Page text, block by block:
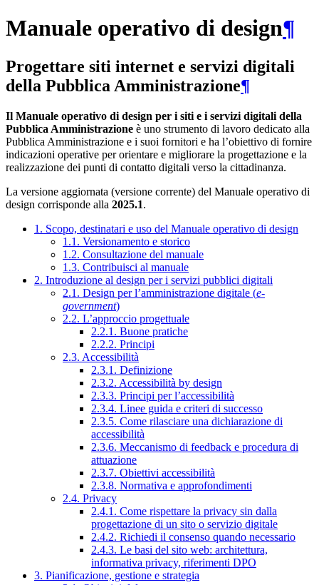
Manuale operativo di design¶
Progettare siti internet e servizi digitali
della Pubblica Amministrazione¶
Il Manuale operativo di design per i siti e i servizi digitali della
Pubblica Amministrazione è uno strumento di lavoro dedicato alla
Pubblica Amministrazione e i suoi fornitori e ha l’obiettivo di fornire
indicazioni operative per orientare e migliorare la progettazione e la
realizzazione dei punti di contatto digitali verso la cittadinanza.
La versione aggiornata (versione corrente) del Manuale operativo di
design corrisponde alla 2025.1.
1. Scopo, destinatari e uso del Manuale operativo di design
1.1. Versionamento e storico
1.2. Consultazione del manuale
1.3. Contribuisci al manuale
2. Introduzione al design per i servizi pubblici digitali
2.1. Design per l’amministrazione digitale (e-
government)
2.2. L’approccio progettuale
2.2.1. Buone pratiche
2.2.2. Principi
2.3. Accessibilità
2.3.1. Definizione
2.3.2. Accessibilità by design
2.3.3. Principi per l’accessibilità
2.3.4. Linee guida e criteri di successo
2.3.5. Come rilasciare una dichiarazione di
accessibilità
2.3.6. Meccanismo di feedback e procedura di
attuazione
2.3.7. Obiettivi accessibilità
2.3.8. Normativa e approfondimenti
2.4. Privacy
2.4.1. Come rispettare la privacy sin dalla
progettazione di un sito o servizio digitale
2.4.2. Richiedi il consenso quando necessario
2.4.3. Le basi del sito web: architettura,
informativa privacy, riferimenti DPO
3. Pianificazione, gestione e strategia